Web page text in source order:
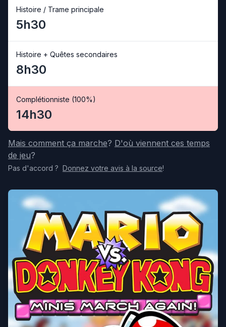
Histoire / Trame principale
5h30
Histoire + Quêtes secondaires
8h30
Complétionniste (100%)
14h30
Mais comment ça marche? D'où viennent ces temps
de jeu?
Pas d'accord ? Donnez votre avis à la source!